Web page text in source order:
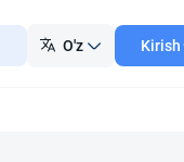
O'z Kirish